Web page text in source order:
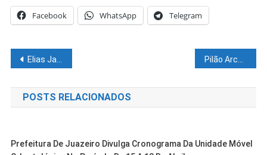
Facebook WhatsApp Telegram
Navegação
de
Post
Elias Jabbour lança em Salvador novo livro sobre o socialismo na China Pilão Arcado vai realizar dia 16 a I Feira Orgânica do municipio
POSTS RELACIONADOS
Prefeitura De Juazeiro Divulga Cronograma Da Unidade Móvel